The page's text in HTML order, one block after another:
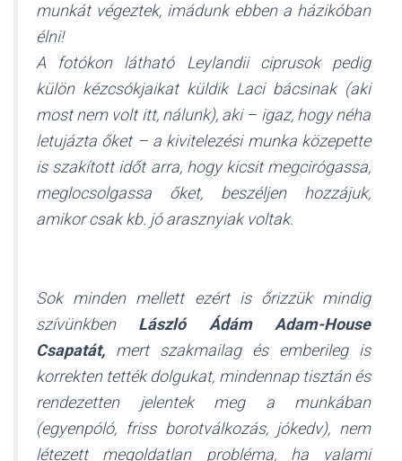
munkát végeztek, imádunk ebben a házikóban
élni!
A fotókon látható Leylandii ciprusok pedig
külön kézcsókjaikat küldik Laci bácsinak (aki
most nem volt itt, nálunk), aki – igaz, hogy néha
letujázta őket – a kivitelezési munka közepette
is szakított időt arra, hogy kicsit megcirógassa,
meglocsolgassa őket, beszéljen hozzájuk,
amikor csak kb. jó arasznyiak voltak.
Sok minden mellett ezért is őrizzük mindig
szívünkben László Ádám
Adam-House
Csapatát, mert szakmailag és emberileg is
korrekten tették dolgukat, mindennap tisztán és
rendezetten jelentek meg a munkában
(egyenpóló, friss borotválkozás, jókedv), nem
létezett megoldatlan probléma, ha valami